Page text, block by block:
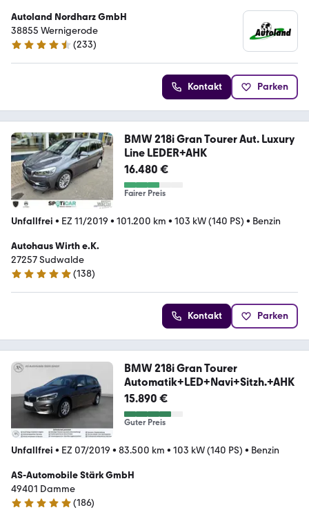
Autoland Nordharz GmbH
38855 Wernigerode
4.7 Sterne
(233)
Kontakt Parken
BMW 218i Gran Tourer Aut. Luxury
Line LEDER+AHK
16.480 €
Fairer Preis
Unfallfrei • EZ 11/2019 • 101.200 km • 103 kW (140 PS) • Benzin
Autohaus Wirth e.K.
27257 Sudwalde
5 Sterne
(138)
Kontakt Parken
BMW 218i Gran Tourer
Automatik+LED+Navi+Sitzh.+AHK
15.890 €
Guter Preis
Unfallfrei • EZ 07/2019 • 83.500 km • 103 kW (140 PS) • Benzin
AS-Automobile Stärk GmbH
49401 Damme
4.9 Sterne
(186)